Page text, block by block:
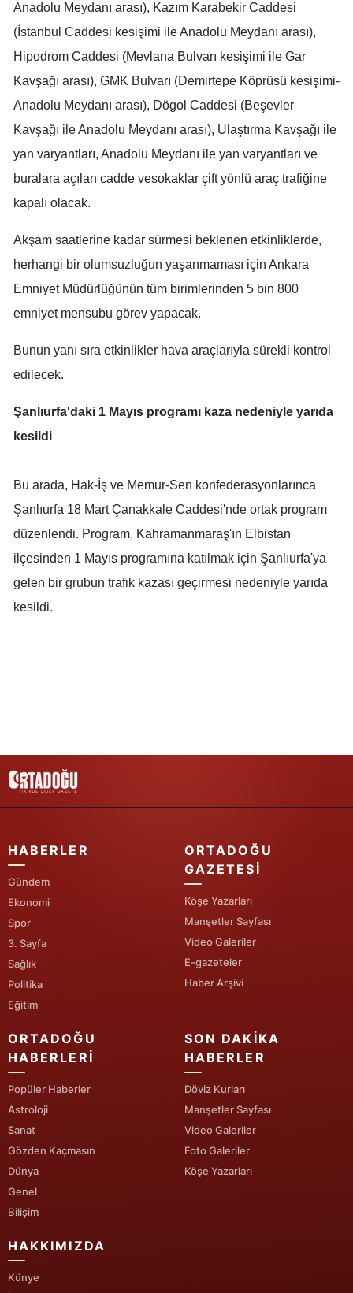
Anadolu Meydanı arası), Kazım Karabekir Caddesi
(İstanbul Caddesi kesişimi ile Anadolu Meydanı arası),
Hipodrom Caddesi (Mevlana Bulvarı kesişimi ile Gar
Kavşağı arası), GMK Bulvarı (Demirtepe Köprüsü kesişimi-
Anadolu Meydanı arası), Dögol Caddesi (Beşevler
Kavşağı ile Anadolu Meydanı arası), Ulaştırma Kavşağı ile
yan varyantları, Anadolu Meydanı ile yan varyantları ve
buralara açılan cadde vesokaklar çift yönlü araç trafiğine
kapalı olacak.
Akşam saatlerine kadar sürmesi beklenen etkinliklerde,
herhangi bir olumsuzluğun yaşanmaması için Ankara
Emniyet Müdürlüğünün tüm birimlerinden 5 bin 800
emniyet mensubu görev yapacak.
Bunun yanı sıra etkinlikler hava araçlarıyla sürekli kontrol
edilecek.
Şanlıurfa'daki 1 Mayıs programı kaza nedeniyle yarıda
kesildi
Bu arada, Hak-İş ve Memur-Sen konfederasyonlarınca
Şanlıurfa 18 Mart Çanakkale Caddesi'nde ortak program
düzenlendi. Program, Kahramanmaraş'ın Elbistan
ilçesinden 1 Mayıs programına katılmak için Şanlıurfa'ya
gelen bir grubun trafik kazası geçirmesi nedeniyle yarıda
kesildi.
HABERLER
Gündem
Ekonomi
Spor
3. Sayfa
Sağlık
Politika
Eğitim
ORTADOĞU
GAZETESI
Köşe Yazarları
Manşetler Sayfası
Video Galeriler
E-gazeteler
Haber Arşivi
ORTADOĞU
HABERLERI
Popüler Haberler
Astroloji
Sanat
Gözden Kaçmasın
Dünya
Genel
Bilişim
SON DAKIKA
HABERLER
Döviz Kurları
Manşetler Sayfası
Video Galeriler
Foto Galeriler
Köşe Yazarları
HAKKIMIZDA
Künye